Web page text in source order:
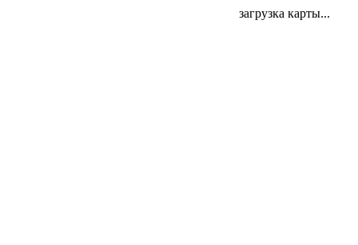
загрузка карты...